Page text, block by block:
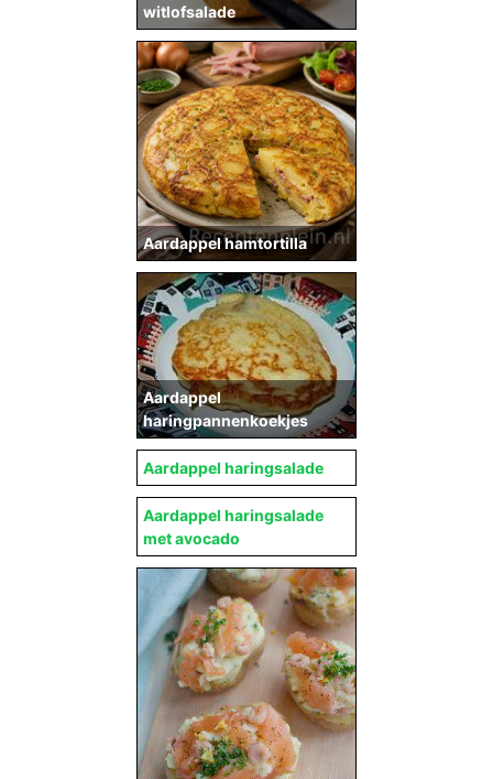
witlofsalade
Aardappel hamtortilla
Aardappel
haringpannenkoekjes
Aardappel haringsalade
Aardappel haringsalade
met avocado